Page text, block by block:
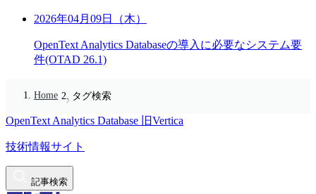
2026年04月09日（木）
OpenText Analytics Databaseの導入に必要なシステム要
件(OTAD 26.1)
Home タグ検索
OpenText Analytics Database 旧Vertica
技術情報サイト
記事検索